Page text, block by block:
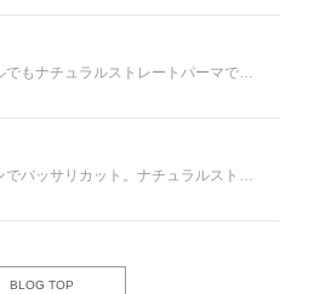
ショートスタイルでもナチュラルストレートパーマで扱いやすくお手入れ簡単に＾＾
ヘアドネーションでバッサリカット。ナチュラルストレートパーマでボブにヘアチェンジ！
BLOG TOP